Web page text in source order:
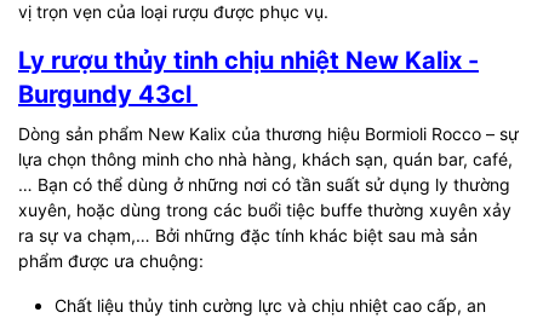
vị trọn vẹn của loại rượu được phục vụ.
Ly rượu thủy tinh chịu nhiệt New Kalix -
Burgundy 43cl
Dòng sản phẩm New Kalix của thương hiệu Bormioli Rocco – sự
lựa chọn thông minh cho nhà hàng, khách sạn, quán bar, café,
… Bạn có thể dùng ở những nơi có tần suất sử dụng ly thường
xuyên, hoặc dùng trong các buổi tiệc buffe thường xuyên xảy
ra sự va chạm,… Bởi những đặc tính khác biệt sau mà sản
phẩm được ưa chuộng:
Chất liệu thủy tinh cường lực và chịu nhiệt cao cấp, an